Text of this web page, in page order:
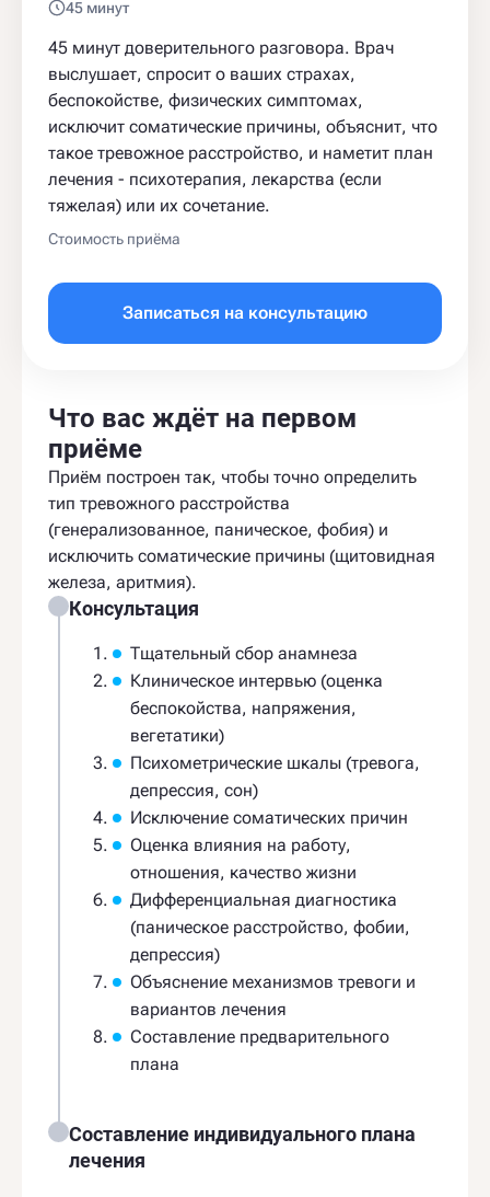
45 минут
45 минут доверительного разговора. Врач
выслушает, спросит о ваших страхах,
беспокойстве, физических симптомах,
исключит соматические причины, объяснит, что
такое тревожное расстройство, и наметит план
лечения - психотерапия, лекарства (если
тяжелая) или их сочетание.
Стоимость приёма
Записаться на консультацию
Что вас ждёт на первом
приёме
Приём построен так, чтобы точно определить
тип тревожного расстройства
(генерализованное, паническое, фобия) и
исключить соматические причины (щитовидная
железа, аритмия).
Консультация
Тщательный сбор анамнеза
Клиническое интервью (оценка
беспокойства, напряжения,
вегетатики)
Психометрические шкалы (тревога,
депрессия, сон)
Исключение соматических причин
Оценка влияния на работу,
отношения, качество жизни
Дифференциальная диагностика
(паническое расстройство, фобии,
депрессия)
Объяснение механизмов тревоги и
вариантов лечения
Составление предварительного
плана
Составление индивидуального плана
лечения